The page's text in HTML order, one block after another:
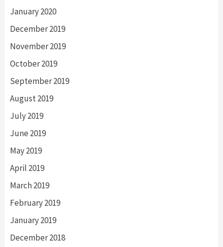
January 2020
December 2019
November 2019
October 2019
September 2019
August 2019
July 2019
June 2019
May 2019
April 2019
March 2019
February 2019
January 2019
December 2018